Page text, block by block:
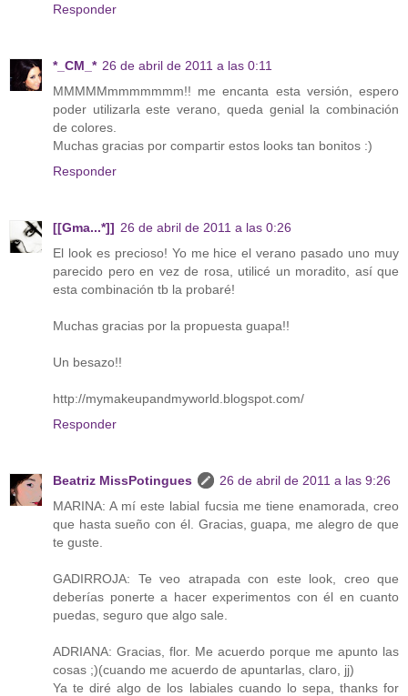
Responder
*_CM_* 26 de abril de 2011 a las 0:11
MMMMMmmmmmmm!! me encanta esta versión, espero
poder utilizarla este verano, queda genial la combinación
de colores.
Muchas gracias por compartir estos looks tan bonitos :)
Responder
[[Gma...*]] 26 de abril de 2011 a las 0:26
El look es precioso! Yo me hice el verano pasado uno muy
parecido pero en vez de rosa, utilicé un moradito, así que
esta combinación tb la probaré!
Muchas gracias por la propuesta guapa!!
Un besazo!!
http://mymakeupandmyworld.blogspot.com/
Responder
Beatriz MissPotingues
26 de abril de 2011 a las 9:26
MARINA: A mí este labial fucsia me tiene enamorada, creo
que hasta sueño con él. Gracias, guapa, me alegro de que
te guste.
GADIRROJA: Te veo atrapada con este look, creo que
deberías ponerte a hacer experimentos con él en cuanto
puedas, seguro que algo sale.
ADRIANA: Gracias, flor. Me acuerdo porque me apunto las
cosas ;)(cuando me acuerdo de apuntarlas, claro, jj)
Ya te diré algo de los labiales cuando lo sepa, thanks for